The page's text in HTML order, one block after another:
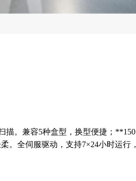
描。兼容5种盒型，换型便捷；**150
。全伺服驱动，支持7×24小时运行，